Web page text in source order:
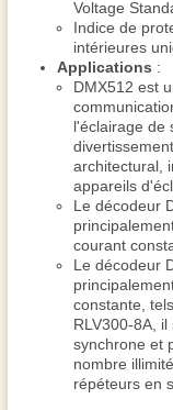
Voltage
Indice de
intérieures
Applications :
DMX512 est
l'éclairage de
architectural,
appareils
Le décodeur
courant
Le décodeur
constante,
RLV300-8A,
synchrone et
nombre
répéteurs en